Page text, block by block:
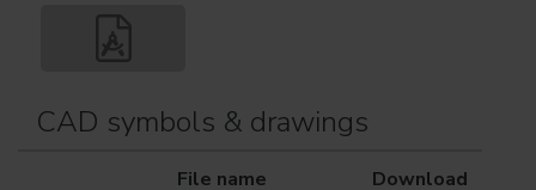
CAD symbols & drawings
File name Download